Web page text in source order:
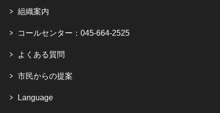
組織案内
コールセンター：045-664-2525
よくある質問
市民からの提案
Language